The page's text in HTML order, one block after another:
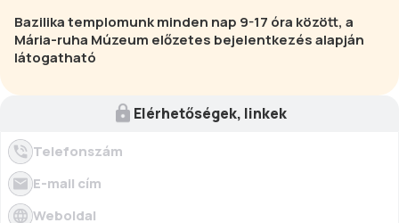
Bazilika templomunk minden nap 9-17 óra között, a
Mária-ruha Múzeum előzetes bejelentkezés alapján
látogatható
Elérhetőségek, linkek
Telefonszám
E-mail cím
Weboldal